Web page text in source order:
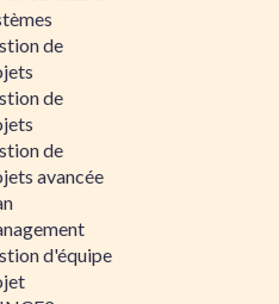
de
de
de
avancée
d'équipe